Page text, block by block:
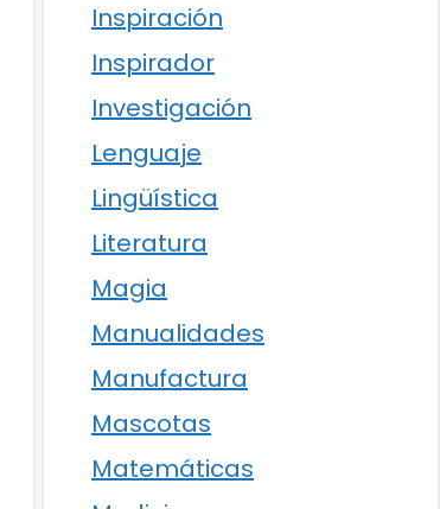
Inspiración
Inspirador
Investigación
Lenguaje
Lingüística
Literatura
Magia
Manualidades
Manufactura
Mascotas
Matemáticas